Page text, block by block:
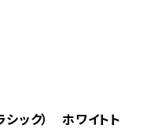
ック） ホワイトト